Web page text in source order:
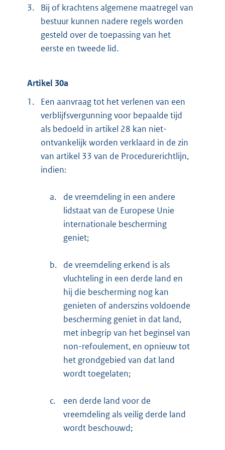
3.
Bij of krachtens algemene maatregel van
bestuur kunnen nadere regels worden
gesteld over de toepassing van het
eerste en tweede lid.
Artikel 30a
1.
Een aanvraag tot het verlenen van een
verblijfsvergunning voor bepaalde tijd
als bedoeld in artikel 28 kan niet-
ontvankelijk worden verklaard in de zin
van artikel 33 van de Procedurerichtlijn,
indien:
a.
de vreemdeling in een andere
lidstaat van de Europese Unie
internationale bescherming
geniet;
b.
de vreemdeling erkend is als
vluchteling in een derde land en
hij die bescherming nog kan
genieten of anderszins voldoende
bescherming geniet in dat land,
met inbegrip van het beginsel van
non-refoulement, en opnieuw tot
het grondgebied van dat land
wordt toegelaten;
c.
een derde land voor de
vreemdeling als veilig derde land
wordt beschouwd;